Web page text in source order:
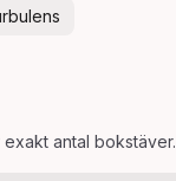
exakt antal bokstäver.